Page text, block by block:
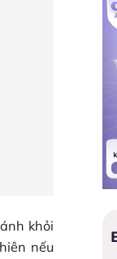
khỏi
nếu